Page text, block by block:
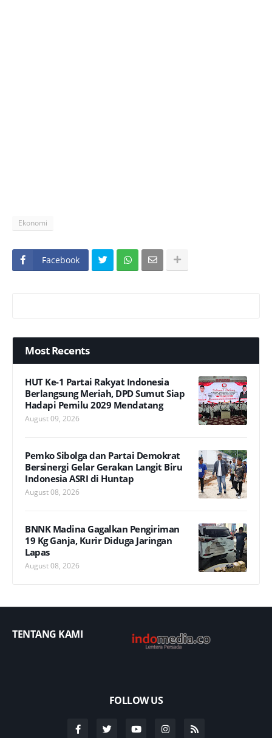
Ekonomi
Facebook
Most Recents
HUT Ke-1 Partai Rakyat Indonesia
Berlangsung Meriah, DPD Sumut Siap
Hadapi Pemilu 2029 Mendatang
August 09, 2026
Pemko Sibolga dan Partai Demokrat
Bersinergi Gelar Gerakan Langit Biru
Indonesia ASRI di Huntap
August 08, 2026
BNNK Madina Gagalkan Pengiriman
19 Kg Ganja, Kurir Diduga Jaringan
Lapas
August 08, 2026
TENTANG KAMI
FOLLOW US